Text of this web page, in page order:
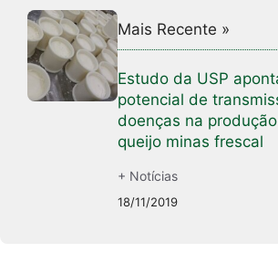
Mais Recente »
Estudo da USP
potencial de
doenças na
queijo minas frescal
+ Notícias
18/11/2019